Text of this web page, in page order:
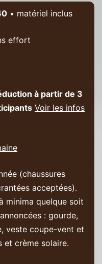
• matériel inclus
effort
à partir de 3
Voir les infos
(chaussures
acceptées).
minima quelque soit
: gourde,
veste coupe-vent et
et crème solaire.